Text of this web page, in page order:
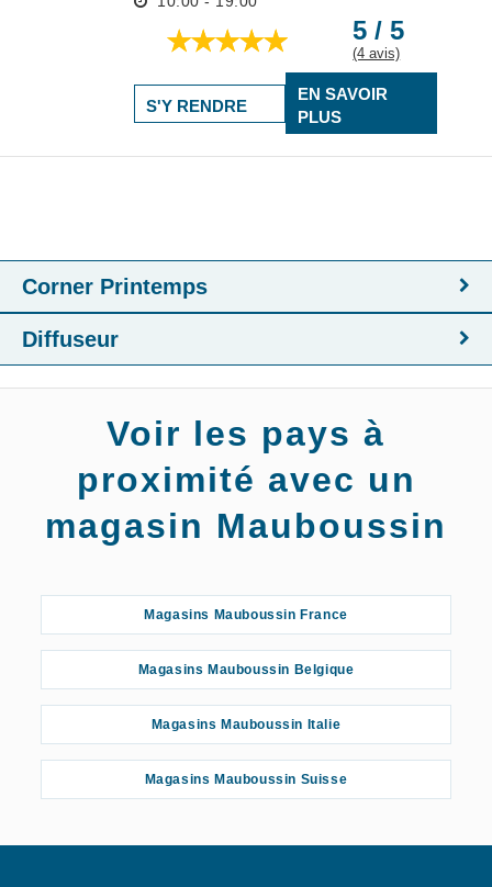
5 / 5
(4 avis)
EN SAVOIR
PLUS
S'Y RENDRE
Corner Printemps
Diffuseur
Voir les pays à
proximité avec un
magasin Mauboussin
Magasins Mauboussin France
Magasins Mauboussin Belgique
Magasins Mauboussin Italie
Magasins Mauboussin Suisse